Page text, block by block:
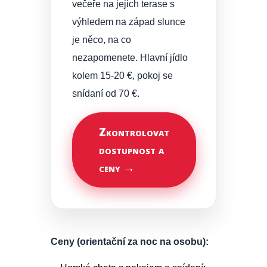
večeře na jejich terase s
výhledem na západ slunce
je něco, na co
nezapomenete. Hlavní jídlo
kolem 15-20 €, pokoj se
snídaní od 70 €.
Zkontrolovat
dostupnost a
ceny →
Ceny (orientační za noc na osobu):